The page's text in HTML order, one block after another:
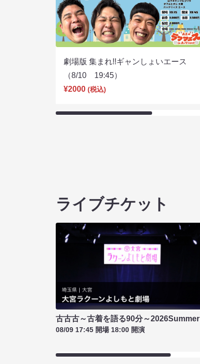
劇場版 集まれ!!ギャンしょいエース
（8/10 19:45）
¥2000 (税込)
ライブチケット
古古古～古着を語る90分～2026Summer
08/09 17:45 開場 18:00 開演